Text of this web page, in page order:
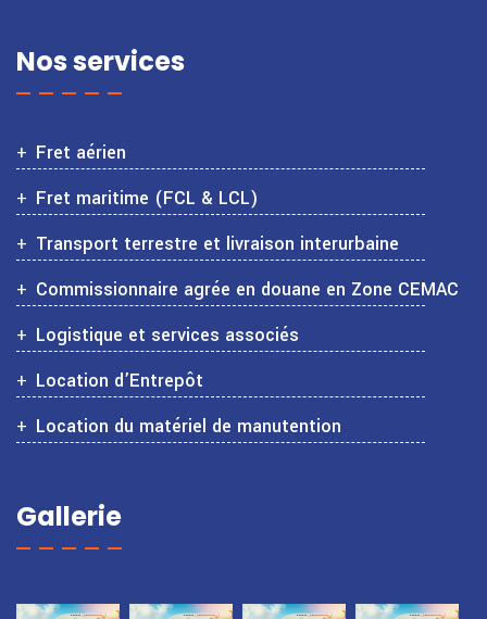
Nos services
Fret aérien
Fret maritime (FCL & LCL)
Transport terrestre et livraison interurbaine
Commissionnaire agrée en douane en Zone CEMAC
Logistique et services associés
Location d’Entrepôt
Location du matériel de manutention
Gallerie